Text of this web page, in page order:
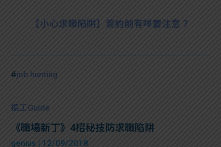
【小心求職陷阱】簽約前有咩要注意？
#job hunting
搵工Guide
《職場新丁》4招秘技防求職陷阱
genius | 12/09/2018